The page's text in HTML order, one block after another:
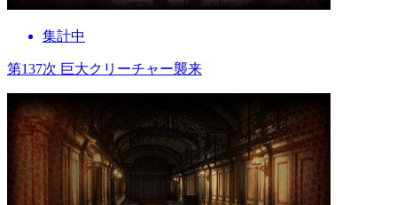
集計中
第137次 巨大クリーチャー襲来